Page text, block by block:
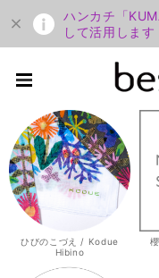
ハンカチ「
して活用します
ひびのこづえ / Kodue
Hibino